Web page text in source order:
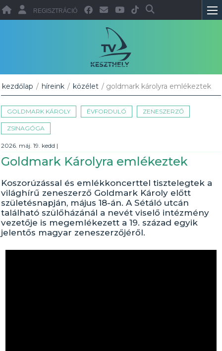
REGISZTRÁCIÓ
kezdőlap / híreink / közélet / goldmark károlyra emlékeztek
GOLDMARK KÁROLY ÉVFORDULÓ ZENESZERZŐ
ZSINAGÓGA
2026. máj. 19. kedd |
Goldmark Károlyra emlékeztek
Koszorúzással és emlékkoncerttel tisztelegtek a
világhírű zeneszerző Goldmark Károly előtt
születésnapján, május 18-án. A Sétáló utcán
található szülőházánál a nevét viselő intézmény
vezetője is megemlékezett a 19. század egyik
jelentős magyar zeneszerzőjéről.